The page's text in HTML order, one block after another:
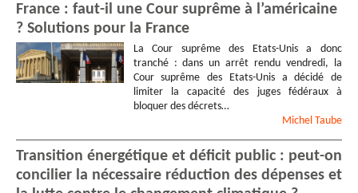
France : faut-il une Cour suprême à l’américaine
? Solutions pour la France
La Cour suprême des Etats-Unis a donc
tranché : dans un arrêt rendu vendredi, la
Cour suprême des Etats-Unis a décidé de
limiter la capacité des juges fédéraux à
bloquer des décrets…
Michel Taube
Transition énergétique et déficit public : peut-on
concilier la nécessaire réduction des dépenses et